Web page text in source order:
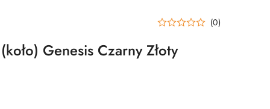
(0)
Genesis Czarny Złoty